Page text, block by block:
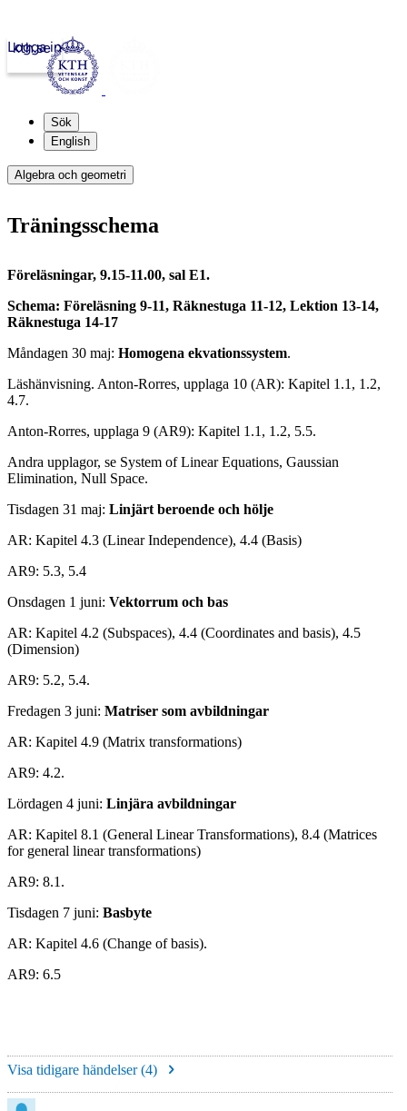
kth.se
Logga in
Sök
English
Algebra och geometri
Träningsschema
Föreläsningar, 9.15-11.00, sal E1.
Schema: Föreläsning 9-11, Räknestuga 11-12, Lektion 13-14,
Räknestuga 14-17
Måndagen 30 maj: Homogena ekvationssystem.
Läshänvisning. Anton-Rorres, upplaga 10 (AR): Kapitel 1.1, 1.2,
4.7.
Anton-Rorres, upplaga 9 (AR9): Kapitel 1.1, 1.2, 5.5.
Andra upplagor, se System of Linear Equations, Gaussian
Elimination, Null Space.
Tisdagen 31 maj: Linjärt beroende och hölje
AR: Kapitel 4.3 (Linear Independence), 4.4 (Basis)
AR9: 5.3, 5.4
Onsdagen 1 juni: Vektorrum och bas
AR: Kapitel 4.2 (Subspaces), 4.4 (Coordinates and basis), 4.5
(Dimension)
AR9: 5.2, 5.4.
Fredagen 3 juni: Matriser som avbildningar
AR: Kapitel 4.9 (Matrix transformations)
AR9: 4.2.
Lördagen 4 juni: Linjära avbildningar
AR: Kapitel 8.1 (General Linear Transformations), 8.4 (Matrices
for general linear transformations)
AR9: 8.1.
Tisdagen 7 juni: Basbyte
AR: Kapitel 4.6 (Change of basis).
AR9: 6.5
Visa tidigare händelser (4)